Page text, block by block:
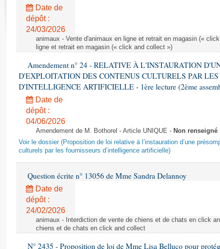
Rapports législatifs
Rapports sur l'application des lois
Baromètre de l’application des lois
Dossiers législatifs
Budget et sécurité sociale
Questions écrites et orales
Comptes rendus des débats
Date de
dépôt :
24/03/2026
animaux - Vente d'animaux en ligne et retrait en magasin («
ligne et retrait en magasin (« click and collect »)
Amendement n° 24 - RELATIVE À L'INSTAURATION
D'EXPLOITATION DES CONTENUS CULTURELS PAR LES
D'INTELLIGENCE ARTIFICIELLE - 1ère lecture (2ème
Date de
dépôt :
04/06/2026
Amendement de M. Bothorel - Article UNIQUE - Non renseigné
Voir le dossier (Proposition de loi relative à l’instauration d’une
culturels par les fournisseurs d’intelligence artificielle)
Question écrite n° 13056 de Mme Sandra Delannoy
Date de
dépôt :
24/02/2026
animaux - Interdiction de vente de chiens et de chats en click
chiens et de chats en click and collect
N° 2435 - Proposition de loi de Mme Lisa Belluco pour